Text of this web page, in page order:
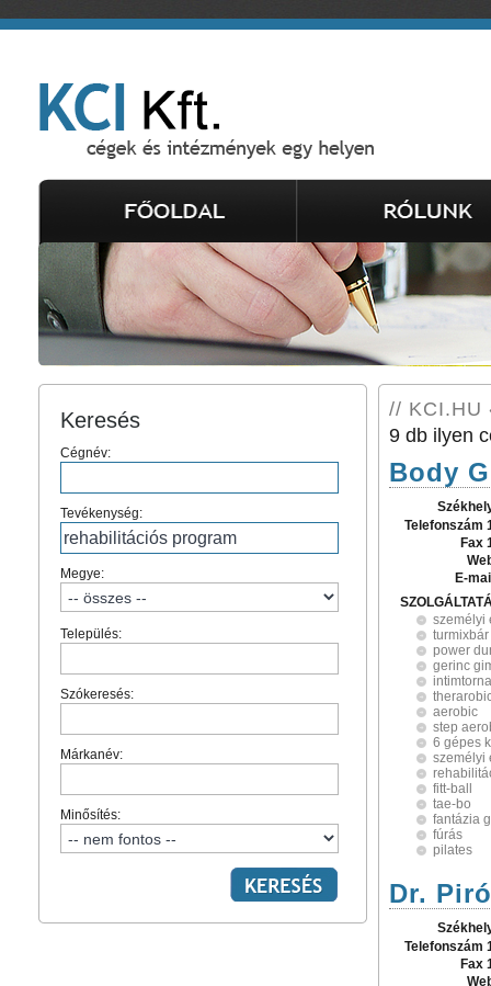
Keresés
Cégnév:
Tevékenység:
Megye:
Település:
Szókeresés:
Márkanév:
Minősítés:
// KCI.HU
9 db ilyen
Body
Telefonszám
Fax
E-
személyi
turmixbár
power
gerinc
intimtorna
aerobic
step
6 gépes
személyi
fitt-ball
tae-bo
fantázia
fúrás
pilates
Dr.
Telefonszám
Fax